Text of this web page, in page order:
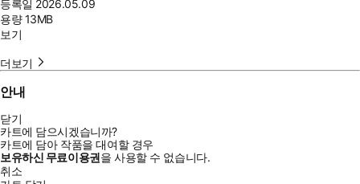
등록일 2026.05.09
용량13MB
보기
더보기
안내
닫기
카트에 담으시겠습니까?
카트에 담아 작품을 대여할 경우
보유하신 무료이용권을 사용할 수 없습니다.
취소